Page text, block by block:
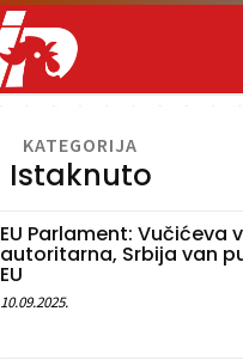
KATEGORIJA
Istaknuto
EU Parlament: Vučićeva
autoritarna, Srbija van
EU
10.09.2025.